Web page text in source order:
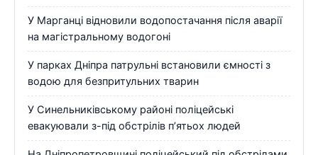
У Марганці відновили водопостачання після аварії
на магістральному водогоні
У парках Дніпра патрульні встановили ємності з
водою для безпритульних тварин
У Синельниківському районі поліцейські
евакуювали з-під обстрілів п’ятьох людей